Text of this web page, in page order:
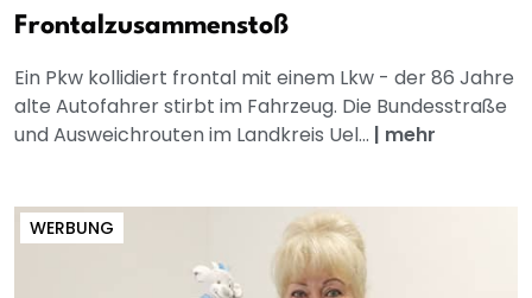
Frontalzusammenstoß
Ein Pkw kollidiert frontal mit einem Lkw - der 86 Jahre
alte Autofahrer stirbt im Fahrzeug. Die Bundesstraße
und Ausweichrouten im Landkreis Uel... | mehr
WERBUNG